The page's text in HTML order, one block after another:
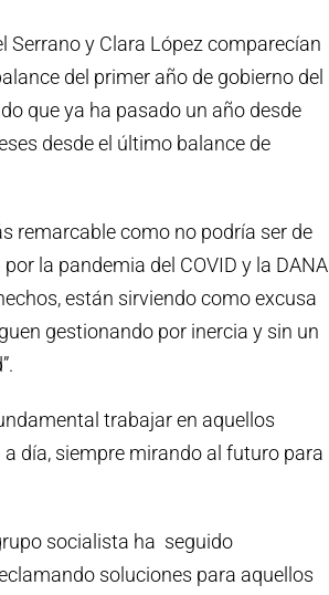
y Clara López comparecían
del primer año de gobierno del
que ya ha pasado un año desde
desde el último balance de
remarcable como no podría ser de
la pandemia del COVID y la DANA
están sirviendo como excusa
gestionando por inercia y sin un
trabajar en aquellos
día, siempre mirando al futuro para
socialista ha seguido
soluciones para aquellos